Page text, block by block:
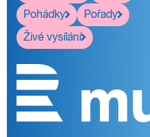
Pohádky
Pořady
Živé vysílání